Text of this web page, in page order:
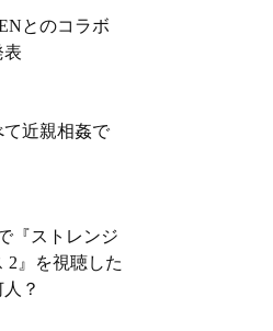
とのコラボ
表
近親相姦で
『ストレンジ
2』を視聴した
？